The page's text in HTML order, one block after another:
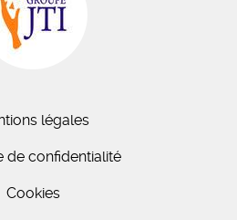
légales
de confidentialité
Cookies